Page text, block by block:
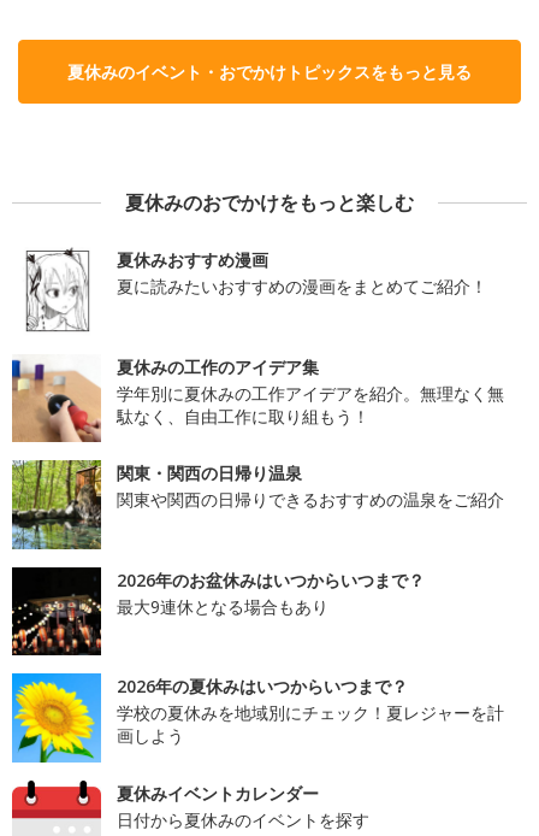
夏休みのイベント・おでかけトピックスをもっと見る
夏休みのおでかけをもっと楽しむ
夏休みおすすめ漫画
夏に読みたいおすすめの漫画をまとめてご紹介！
夏休みの工作のアイデア集
学年別に夏休みの工作アイデアを紹介。無理なく無
駄なく、自由工作に取り組もう！
関東・関西の日帰り温泉
関東や関西の日帰りできるおすすめの温泉をご紹介
2026年のお盆休みはいつからいつまで？
最大9連休となる場合もあり
2026年の夏休みはいつからいつまで？
学校の夏休みを地域別にチェック！夏レジャーを計
画しよう
夏休みイベントカレンダー
日付から夏休みのイベントを探す